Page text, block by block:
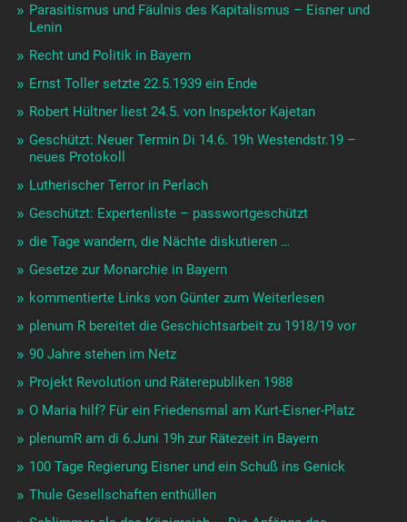
Parasitismus und Fäulnis des Kapitalismus – Eisner und
Lenin
Recht und Politik in Bayern
Ernst Toller setzte 22.5.1939 ein Ende
Robert Hültner liest 24.5. von Inspektor Kajetan
Geschützt: Neuer Termin Di 14.6. 19h Westendstr.19 –
neues Protokoll
Lutherischer Terror in Perlach
Geschützt: Expertenliste – passwortgeschützt
die Tage wandern, die Nächte diskutieren …
Gesetze zur Monarchie in Bayern
kommentierte Links von Günter zum Weiterlesen
plenum R bereitet die Geschichtsarbeit zu 1918/19 vor
90 Jahre stehen im Netz
Projekt Revolution und Räterepubliken 1988
O Maria hilf? Für ein Friedensmal am Kurt-Eisner-Platz
plenumR am di 6.Juni 19h zur Rätezeit in Bayern
100 Tage Regierung Eisner und ein Schuß ins Genick
Thule Gesellschaften enthüllen